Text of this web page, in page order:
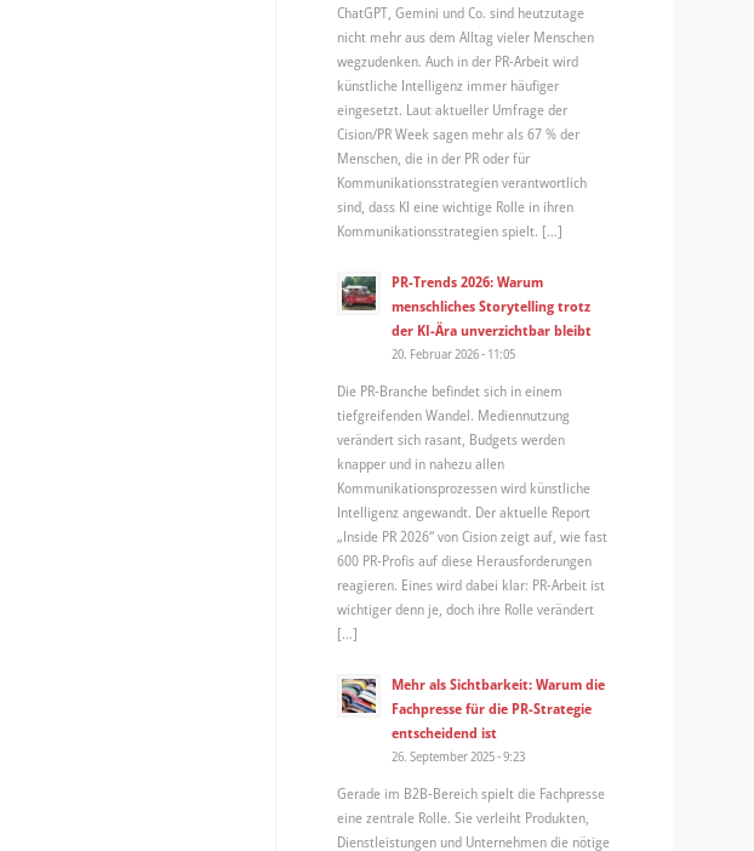
ChatGPT, Gemini und Co. sind heutzutage
nicht mehr aus dem Alltag vieler Menschen
wegzudenken. Auch in der PR-Arbeit wird
künstliche Intelligenz immer häufiger
eingesetzt. Laut aktueller Umfrage der
Cision/PR Week sagen mehr als 67 % der
Menschen, die in der PR oder für
Kommunikationsstrategien verantwortlich
sind, dass KI eine wichtige Rolle in ihren
Kommunikationsstrategien spielt. […]
PR-Trends 2026: Warum
menschliches Storytelling trotz
der KI-Ära unverzichtbar bleibt
20. Februar 2026 - 11:05
Die PR-Branche befindet sich in einem
tiefgreifenden Wandel. Mediennutzung
verändert sich rasant, Budgets werden
knapper und in nahezu allen
Kommunikationsprozessen wird künstliche
Intelligenz angewandt. Der aktuelle Report
„Inside PR 2026“ von Cision zeigt auf, wie fast
600 PR-Profis auf diese Herausforderungen
reagieren. Eines wird dabei klar: PR-Arbeit ist
wichtiger denn je, doch ihre Rolle verändert
[…]
Mehr als Sichtbarkeit: Warum die
Fachpresse für die PR-Strategie
entscheidend ist
26. September 2025 - 9:23
Gerade im B2B-Bereich spielt die Fachpresse
eine zentrale Rolle. Sie verleiht Produkten,
Dienstleistungen und Unternehmen die nötige